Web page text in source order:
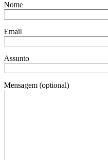
Nome
Email
Assunto
Mensagem (optional)